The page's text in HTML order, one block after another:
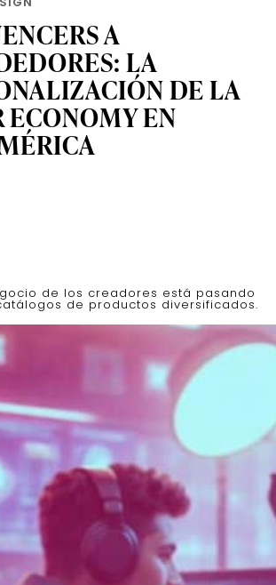
A
LA
DE LA
ECONOMY EN
de los creadores está pasando
de productos diversificados.